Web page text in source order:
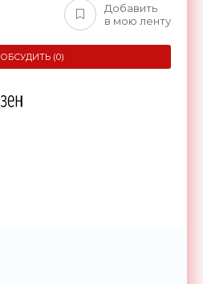
Добавить
в мою ленту
ОБСУДИТЬ (0)